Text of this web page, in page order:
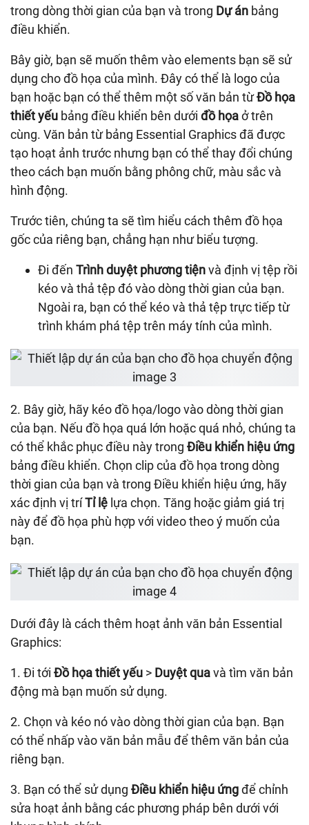
trong dòng thời gian của bạn và trong Dự án bảng
điều khiển.
Bây giờ, bạn sẽ muốn thêm vào elements bạn sẽ sử
dụng cho đồ họa của mình. Đây có thể là logo của
bạn hoặc bạn có thể thêm một số văn bản từĐồ họa
thiết yếu bảng điều khiển bên dưới đồ họaở trên
cùng. Văn bản từ bảng Essential Graphics đã được
tạo hoạt ảnh trước nhưng bạn có thể thay đổi chúng
theo cách bạn muốn bằng phông chữ, màu sắc và
hình động.
Trước tiên, chúng ta sẽ tìm hiểu cách thêm đồ họa
gốc của riêng bạn, chẳng hạn như biểu tượng.
Đi đến Trình duyệt phương tiệnvà định vị tệp rồi
kéo và thả tệp đó vào dòng thời gian của bạn.
Ngoài ra, bạn có thể kéo và thả tệp trực tiếp từ
trình khám phá tệp trên máy tính của mình.
2. Bây giờ, hãy kéo đồ họa/logo vào dòng thời gian
của bạn. Nếu đồ họa quá lớn hoặc quá nhỏ, chúng ta
có thể khắc phục điều này trong Điều khiển hiệu ứng
bảng điều khiển. Chọn clip của đồ họa trong dòng
thời gian của bạn và trong Điều khiển hiệu ứng, hãy
xác định vị tríTỉ lệ lựa chọn. Tăng hoặc giảm giá trị
này để đồ họa phù hợp với video theo ý muốn của
bạn.
Dưới đây là cách thêm hoạt ảnh văn bản Essential
Graphics:
1. Đi tới Đồ họa thiết yếu > Duyệt quavà tìm văn bản
động mà bạn muốn sử dụng.
2. Chọn và kéo nó vào dòng thời gian của bạn. Bạn
có thể nhấp vào văn bản mẫu để thêm văn bản của
riêng bạn.
3. Bạn có thể sử dụng Điều khiển hiệu ứngđể chỉnh
sửa hoạt ảnh bằng các phương pháp bên dưới với